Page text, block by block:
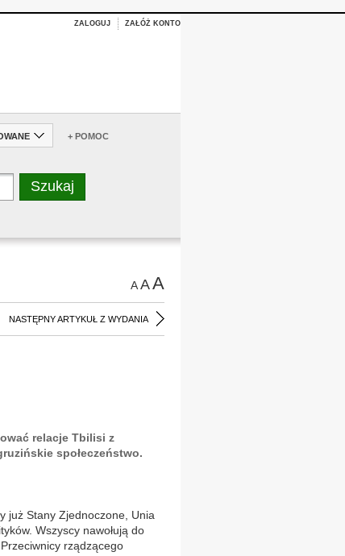
ZALOGUJ ZAŁÓŻ KONTO
+ POMOC
AAA
NASTĘPNY ARTYKUŁ Z WYDANIA
relacje Tbilisi z
społeczeństwo.
już Stany Zjednoczone, Unia
Wszyscy nawołują do
rządzącego